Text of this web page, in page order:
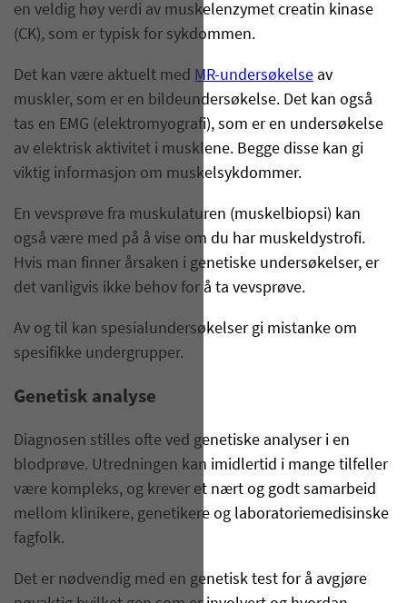
en veldig høy verdi av muskelenzymet creatin kinase
(CK), som er typisk for sykdommen.
Det kan være aktuelt med MR-undersøkelse av
muskler, som er en bildeundersøkelse. Det kan også
tas en EMG (elektromyografi), som er en undersøkelse
av elektrisk aktivitet i musklene. Begge disse kan gi
viktig informasjon om muskelsykdommer.
En vevsprøve fra muskulaturen (muskelbiopsi) kan
også være med på å vise om du har muskeldystrofi.
Hvis man finner årsaken i genetiske undersøkelser, er
det vanligvis ikke behov for å ta vevsprøve.
Av og til kan spesialundersøkelser gi mistanke om
spesifikke undergrupper.
Genetisk analyse
Diagnosen stilles ofte ved genetiske analyser i en
blodprøve. Utredningen kan imidlertid i mange tilfeller
være kompleks, og krever et nært og godt samarbeid
mellom klinikere, genetikere og laboratoriemedisinske
fagfolk.
Det er nødvendig med en genetisk test for å avgjøre